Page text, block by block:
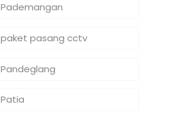
Pademangan
paket pasang cctv
Pandeglang
Patia